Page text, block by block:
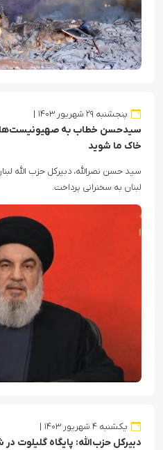
پنجشنبه ۲۹ شهریور ۱۴۰۳
سیدحسن خطاب به صهیونیست‌ها:
خاک ما شوید
سید حسن نصرالله، دبیرکل حزب الله
لبنان به سخنرانی پرداخت.
یکشنبه ۴ شهریور ۱۴۰۳
دبیرکل حزب‌الله: پایگاه گلیلوت